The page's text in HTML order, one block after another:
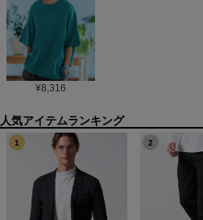
¥8,316
1 2